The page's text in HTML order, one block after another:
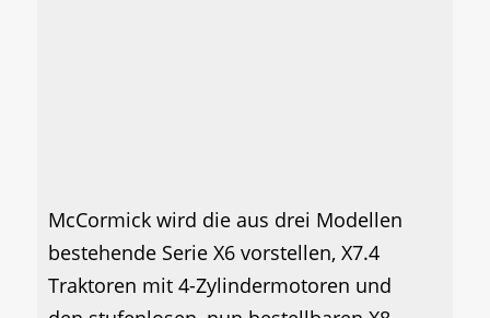
McCormick wird die aus drei Modellen
bestehende Serie X6 vorstellen, X7.4
Traktoren mit 4-Zylindermotoren und